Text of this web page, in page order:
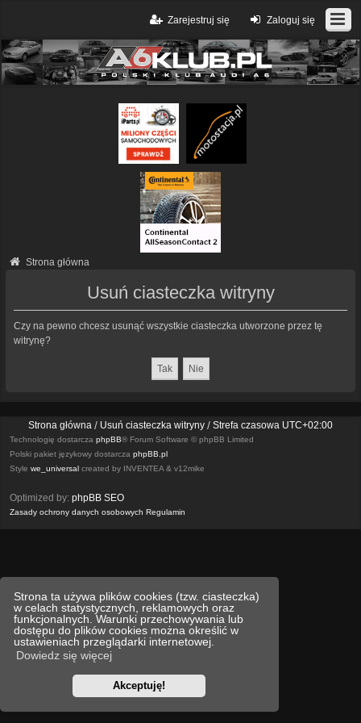
Strona ta używa plików cookies (tzw. ciasteczka)
w celach statystycznych, reklamowych oraz
funkcjonalnych. Warunki przechowywania lub
dostępu do plików cookies można określić w
ustawieniach przeglądarki internetowej.
Dowiedz się więcej
Akceptuję!
Zaloguj się
Zarejestruj się
Strona główna
Usuń ciasteczka witryny
Czy na pewno chcesz usunąć wszystkie ciasteczka utworzone przez tę
witrynę?
Strona główna Usuń ciasteczka witryny Strefa czasowa UTC+02:00
Technologię dostarcza phpBB® Forum Software © phpBB Limited
Polski pakiet językowy dostarcza phpBB.pl
Style we_universal created by INVENTEA & v12mike
Optimized by: phpBB SEO
Zasady ochrony danych osobowych Regulamin